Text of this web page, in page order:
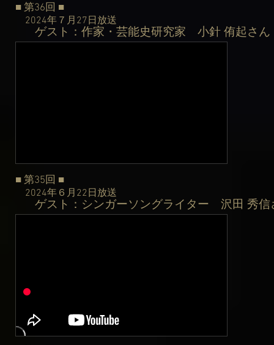
■ 第36回 ■
2024年７月27日 放送
ゲスト：作家・芸能史研究家 小針 侑起さん
■ 第35回 ■
2024年６月22日 放送
ゲスト：シンガーソングライター 沢田 秀信